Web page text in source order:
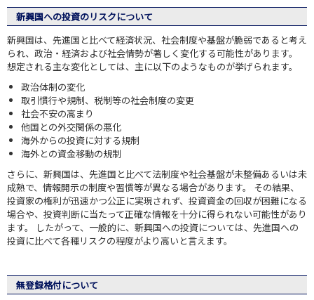
新興国への投資のリスクについて
新興国は、先進国と比べて経済状況、社会制度や基盤が脆弱であると考え
られ、政治・経済および社会情勢が著しく変化する可能性があります。
想定される主な変化としては、主に以下のようなものが挙げられます。
政治体制の変化
取引慣行や規制、税制等の社会制度の変更
社会不安の高まり
他国との外交関係の悪化
海外からの投資に対する規制
海外との資金移動の規制
さらに、新興国は、先進国と比べて法制度や社会基盤が未整備あるいは未
成熟で、情報開示の制度や習慣等が異なる場合があります。 その結果、
投資家の権利が迅速かつ公正に実現されず、投資資金の回収が困難になる
場合や、投資判断に当たって正確な情報を十分に得られない可能性があり
ます。 したがって、一般的に、新興国への投資については、先進国への
投資に比べて各種リスクの程度がより高いと言えます。
無登録格付について